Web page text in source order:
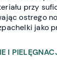
przy
ostrego
jako
I